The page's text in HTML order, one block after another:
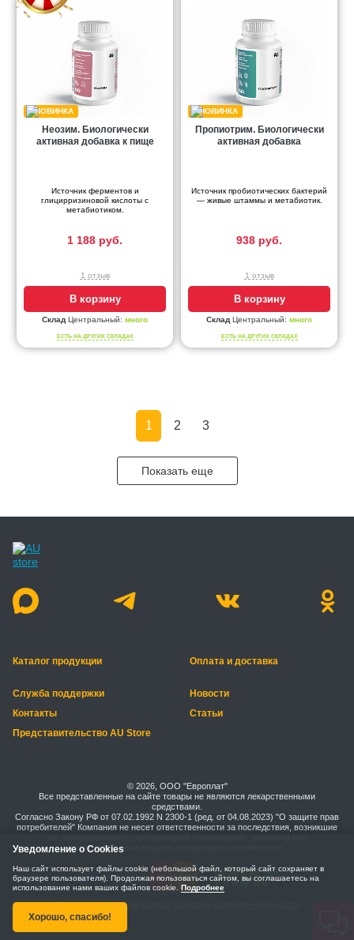
Неозим. Биологически
активная добавка к пище
Источник ферментов и
глицирризиновой кислоты с
метабиотиком.
1 188 руб.
1 отзыв
В корзину
Склад Центральный: много
ЕСТЬ НА ДРУГИХ СКЛАДАХ
Пропиотрим. Биологически
активная добавка
Источник пробиотических бактерий
— живые штаммы и метабиотик.
938 руб.
1 отзыв
В корзину
Склад Центральный: много
ЕСТЬ НА ДРУГИХ СКЛАДАХ
1 2 3
Показать еще
Каталог продукции Оплата и доставка
Служба поддержки
Новости
Контакты
Статьи
Представительство AU Store
© 2026, ООО "Европлат"
Все представленные на сайте товары не являются лекарственными
средствами.
Согласно Закону РФ от 07.02.1992 N 2300-1 (ред. от 04.08.2023) "О защите прав
потребителей" Компания не несет ответственности за последствия, возникшие
транспортировки товаров (продукции) потребителем.
Правила безопасной оплаты
Уведомление о Cookies
Наш сайт использует файлы cookie (небольшой файл, который сайт сохраняет в
браузере пользователя). Продолжая пользоваться сайтом, вы соглашаетесь на
использование нами ваших файлов cookie. Подробнее
Хорошо, спасибо!